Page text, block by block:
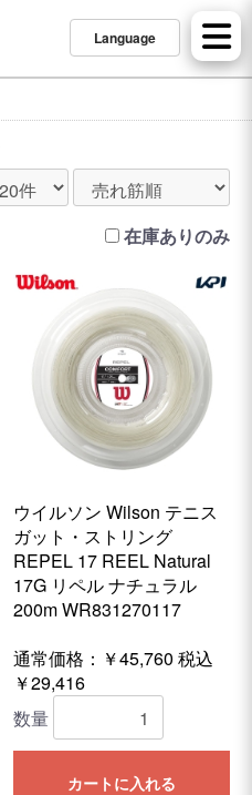
Language
在庫ありのみ
ウイルソン Wilson テニス
ガット・ストリング
REPEL 17 REEL Natural
17G リペル ナチュラル
200m WR831270117
通常価格：￥45,760 税込
￥29,416
数量
カートに入れる